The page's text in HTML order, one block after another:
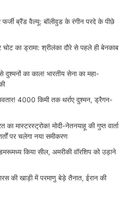
फर्जी ब्रैंड वैल्यू: बॉलीवुड के रंगीन परदे के पीछे
का ड्रामा: श्रीलंका दौरे से पहले ही बेनकाब
का काल! भारतीय सेना का महा-
अवतार! 4000 किमी तक थर्राए दुश्मन, ड्रैगन-
का मास्टरस्ट्रोक! मोदी-नेतनयाहू की गुप्त वार्ता
पर चलेगा नया समीकरण
किया सील, अमरीकी वॉरशिप को उड़ाने
की खाड़ी में परमाणु बेड़े तैनात, ईरान की